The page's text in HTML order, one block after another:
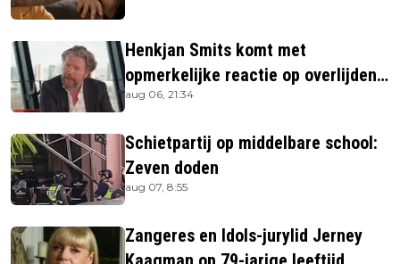
Henkjan Smits komt met
opmerkelijke reactie op overlijden
Jerney Kaagman
aug 06, 21:34
Schietpartij op middelbare school:
Zeven doden
aug 07, 8:55
Zangeres en Idols-jurylid Jerney